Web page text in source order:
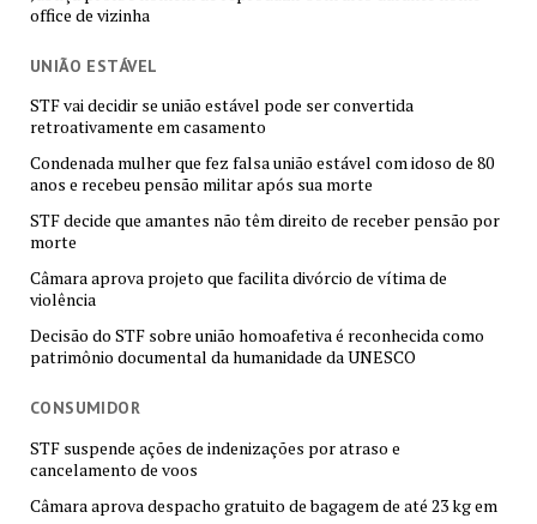
office de vizinha
UNIÃO ESTÁVEL
STF vai decidir se união estável pode ser convertida
retroativamente em casamento
Condenada mulher que fez falsa união estável com idoso de 80
anos e recebeu pensão militar após sua morte
STF decide que amantes não têm direito de receber pensão por
morte
Câmara aprova projeto que facilita divórcio de vítima de
violência
Decisão do STF sobre união homoafetiva é reconhecida como
patrimônio documental da humanidade da UNESCO
CONSUMIDOR
STF suspende ações de indenizações por atraso e
cancelamento de voos
Câmara aprova despacho gratuito de bagagem de até 23 kg em